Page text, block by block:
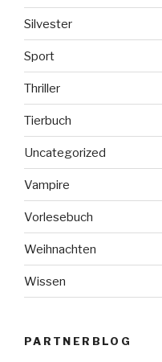
Silvester
Sport
Thriller
Tierbuch
Uncategorized
Vampire
Vorlesebuch
Weihnachten
Wissen
PARTNERBLOG